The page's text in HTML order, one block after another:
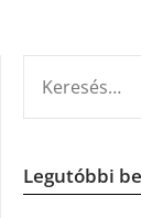
Legutóbbi